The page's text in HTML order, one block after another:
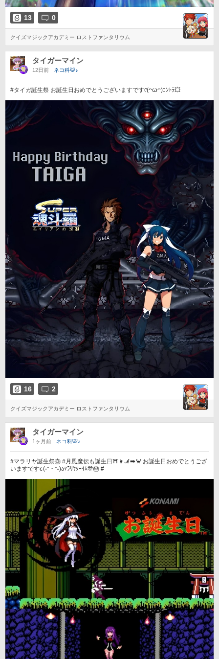
13 0
クイズマジックアカデミー ロストファンタリウム
タイガーマイン
12日前 ネコ科🐯♪
#タイガ誕生祭 お誕生日おめでとうございますですᡣ(ᴖꙍᴖ)ｺﾝﾄﾗ💥
16 2
クイズマジックアカデミー ロストファンタリウム
タイガーマイン
1ヶ月前 ネコ科🐯♪
#マラリヤ誕生祭🎂 #月風魔伝も誕生日⛩️👩‍🦼‍➡️🦀 お誕生日おめでとうござ
いますです૮(˶ᵔ ᵕ ᵔ˶)აﾏﾗﾘﾔﾀｰｲﾑ🎊🎂 #